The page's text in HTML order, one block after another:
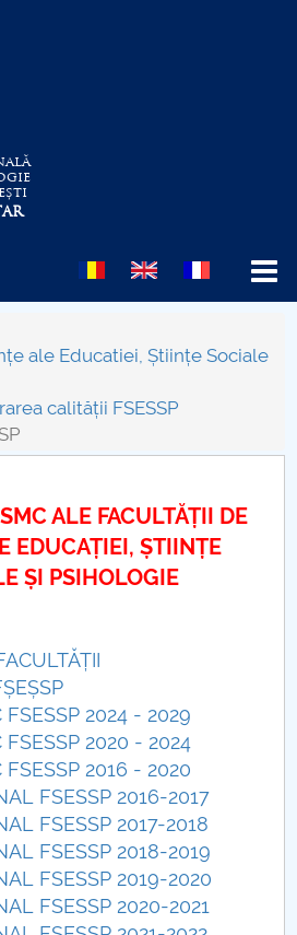
al Proiectelor
Facultăți
- ADMITERE
ale Educatiei, Științe Sociale
calității FSESSP
ALE FACULTĂȚII DE
EDUCAȚIEI, ȘTIINȚE
ȘI PSIHOLOGIE
FSESSP 2024 - 2029
FSESSP 2020 - 2024
FSESSP 2016 - 2020
FSESSP 2016-2017
FSESSP 2017-2018
FSESSP 2018-2019
FSESSP 2019-2020
FSESSP 2020-2021